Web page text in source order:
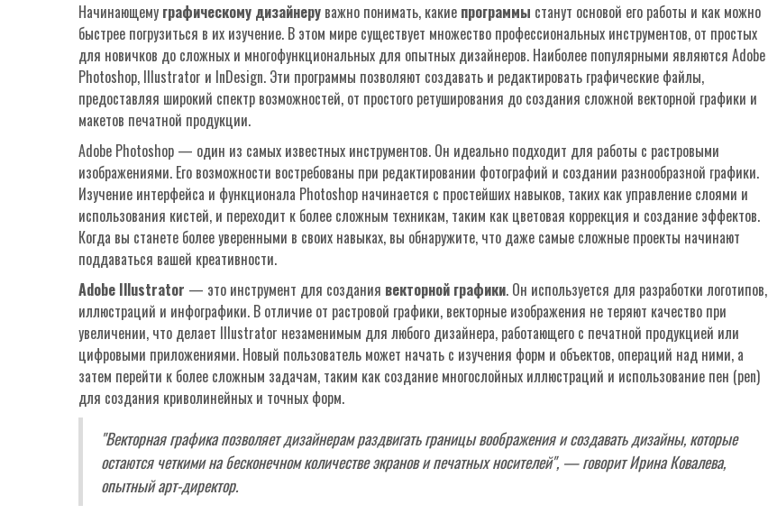
Начинающему графическому дизайнеру важно понимать, какие программы станут основой его работы и как можно
быстрее погрузиться в их изучение. В этом мире существует множество профессиональных инструментов, от простых
для новичков до сложных и многофункциональных для опытных дизайнеров. Наиболее популярными являются Adobe
Photoshop, Illustrator и InDesign. Эти программы позволяют создавать и редактировать графические файлы,
предоставляя широкий спектр возможностей, от простого ретуширования до создания сложной векторной графики и
макетов печатной продукции.
Adobe Photoshop — один из самых известных инструментов. Он идеально подходит для работы с растровыми
изображениями. Его возможности востребованы при редактировании фотографий и создании разнообразной графики.
Изучение интерфейса и функционала Photoshop начинается с простейших навыков, таких как управление слоями и
использования кистей, и переходит к более сложным техникам, таким как цветовая коррекция и создание эффектов.
Когда вы станете более уверенными в своих навыках, вы обнаружите, что даже самые сложные проекты начинают
поддаваться вашей креативности.
Adobe Illustrator — это инструмент для создания векторной графики. Он используется для разработки логотипов,
иллюстраций и инфографики. В отличие от растровой графики, векторные изображения не теряют качество при
увеличении, что делает Illustrator незаменимым для любого дизайнера, работающего с печатной продукцией или
цифровыми приложениями. Новый пользователь может начать с изучения форм и объектов, операций над ними, а
затем перейти к более сложным задачам, таким как создание многослойных иллюстраций и использование пен (pen)
для создания криволинейных и точных форм.
"Векторная графика позволяет дизайнерам раздвигать границы воображения и создавать дизайны, которые
остаются четкими на бесконечном количестве экранов и печатных носителей", — говорит Ирина Ковалева,
опытный арт-директор.